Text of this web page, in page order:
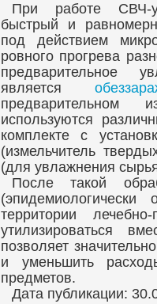
При работе СВЧ-
быстрый и
под действием
ровного прогрева
предварительное
является
предварительном
используются
комплекте с
(измельчитель
(для увлажнения
После такой
территории
утилизироваться
позволяет
и уменьшить
предметов.
Дата публикации: